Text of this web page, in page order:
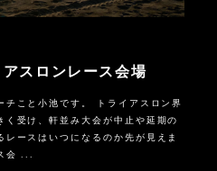
スロンレース会場
チこと小池です。 トライアスロン界
く受け、軒並み大会が中止や延期の
ースはいつになるのか先が見えま
会 ...